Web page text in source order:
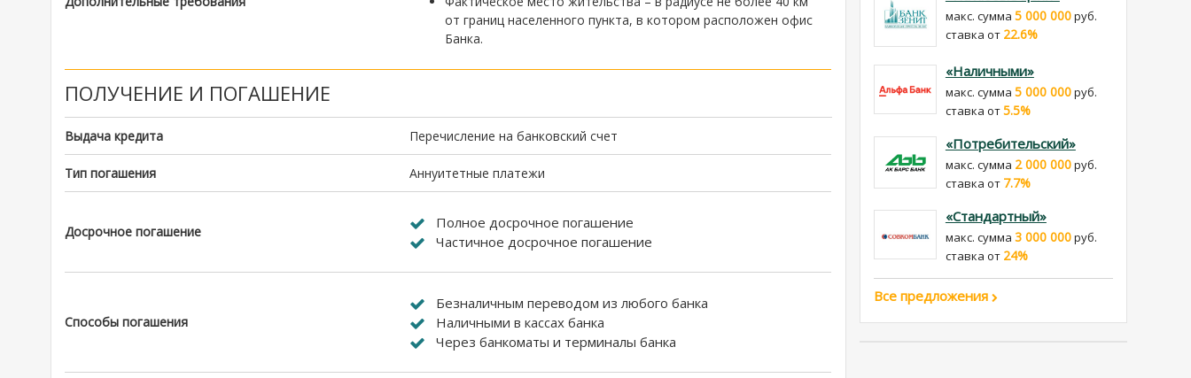
от границ населенного пункта, в котором расположен офис
Банка.
ПОЛУЧЕНИЕ И ПОГАШЕНИЕ
Выдача кредита Перечисление на банковский счет
Тип погашения Аннуитетные платежи
Досрочное погашение
Полное досрочное погашение
Частичное досрочное погашение
Способы погашения
Безналичным переводом из любого банка
Наличными в кассах банка
Через банкоматы и терминалы банка
макс. сумма 5 000 000руб.
cтавка от 22.6%
«Наличными»
макс. сумма 5 000 000руб.
cтавка от5.5%
«Потребительский»
макс. сумма 2 000 000руб.
cтавка от 7.7%
«Стандартный»
макс. сумма 3 000 000руб.
cтавка от 24%
Все предложения